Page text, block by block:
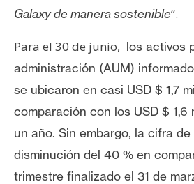
Galaxy de manera sostenible“.
Para el 30 de junio, los activos
administración (AUM)
se ubicaron en casi USD $ 1,7
comparación con los USD $ 1,6
un año. Sin embargo, la cifra de
disminución del 40 % en
trimestre finalizado el 31 de